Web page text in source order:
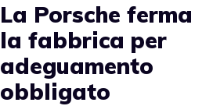
La Porsche ferma
la fabbrica per
adeguamento
obbligato